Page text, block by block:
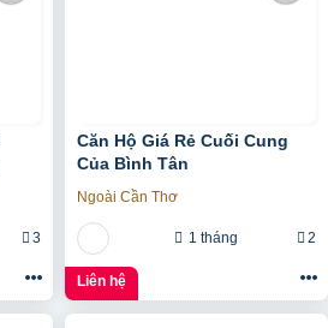
3
Căn Hộ Giá Rẻ Cuối Cung
Của Bình Tân
Ngoài Cần Thơ
1 tháng 2
Liên hệ